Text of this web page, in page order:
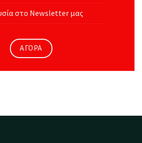
στο Newsletter μας
ΑΓΟΡΑ